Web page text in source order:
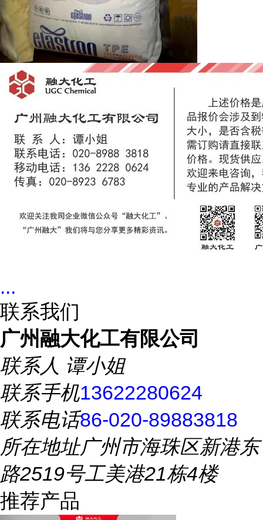
...
联系我们
广州融大化工有限公司
联系人 谭小姐
联系手机13622280624
联系电话86-020-89883818
所在地址广州市海珠区新港东
路2519号工美港21栋4楼
推荐产品